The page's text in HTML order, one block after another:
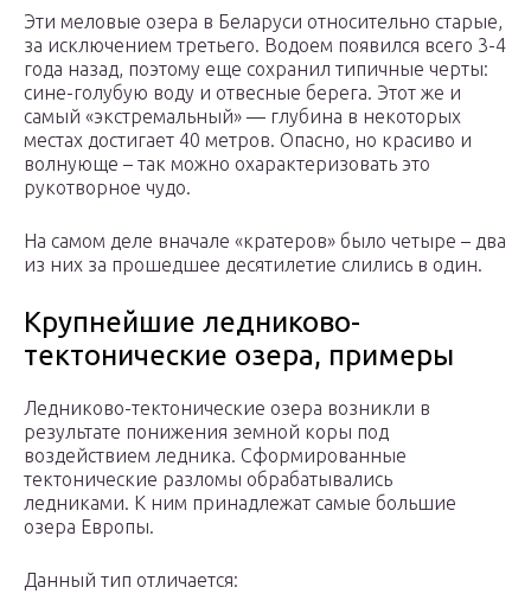
Эти меловые озера в Беларуси относительно старые,
за исключением третьего. Водоем появился всего 3-4
года назад, поэтому еще сохранил типичные черты:
сине-голубую воду и отвесные берега. Этот же и
самый «экстремальный» — глубина в некоторых
местах достигает 40 метров. Опасно, но красиво и
волнующе – так можно охарактеризовать это
рукотворное чудо.
На самом деле вначале «кратеров» было четыре – два
из них за прошедшее десятилетие слились в один.
Крупнейшие ледниково-
тектонические озера, примеры
Ледниково-тектонические озера возникли в
результате понижения земной коры под
воздействием ледника. Сформированные
тектонические разломы обрабатывались
ледниками. К ним принадлежат самые большие
озера Европы.
Данный тип отличается: